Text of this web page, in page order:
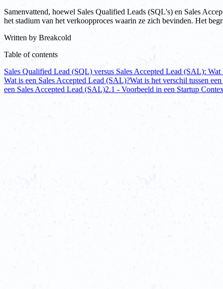
Samenvattend, hoewel Sales Qualified Leads (SQL's) en Sales
het stadium van het verkoopproces waarin ze zich bevinden. Het
Written by Breakcold
Table of contents
Sales Qualified Lead (SQL) versus Sales Accepted Lead (SAL): Wat
Wat is een Sales Accepted Lead (SAL)?Wat is het verschil tussen
een Sales Accepted Lead (SAL)2.1 - Voorbeeld in een Startup